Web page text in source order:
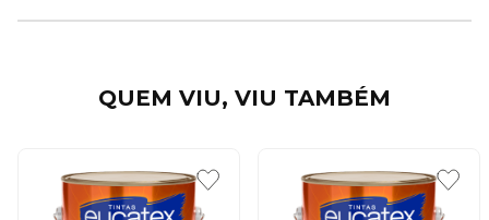
QUEM VIU, VIU TAMBÉM